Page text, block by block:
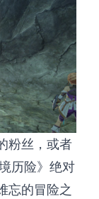
粉丝，或者
历险》绝对
忘的冒险之